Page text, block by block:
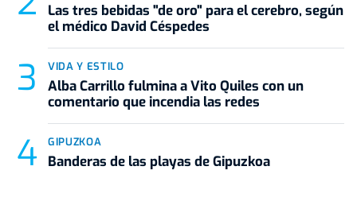
Las tres bebidas "de oro" para el cerebro, según
el médico David Céspedes
VIDA Y ESTILO
Alba Carrillo fulmina a Vito Quiles con un
comentario que incendia las redes
GIPUZKOA
Banderas de las playas de Gipuzkoa